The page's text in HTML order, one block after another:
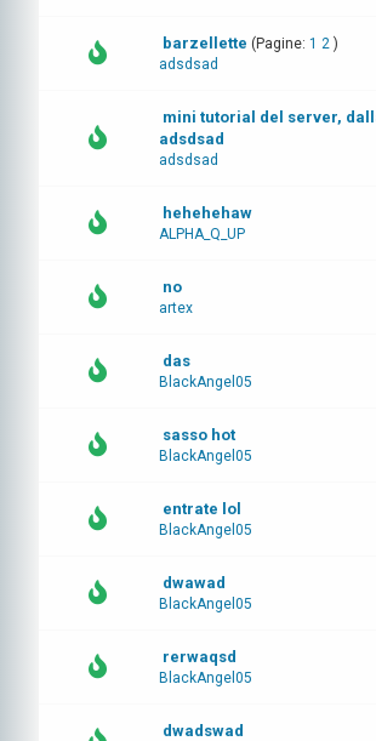
barzellette (Pagine: 1 2 )
adsdsad
mini tutorial del server,
adsdsad
adsdsad
hehehehaw
ALPHA_Q_UP
no
artex
das
BlackAngel05
sasso hot
BlackAngel05
entrate lol
BlackAngel05
dwawad
BlackAngel05
rerwaqsd
BlackAngel05
dwadswad